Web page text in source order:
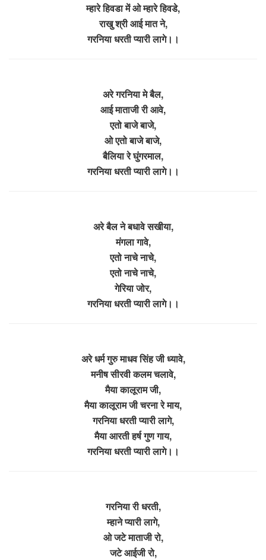
म्हारे हिवडा में ओ म्हारे हिवडे,
राखु श्री आई मात ने,
गरनिया धरती प्यारी लागे।।
अरे गरनिया मे बैल,
आई माताजी री आवे,
एतो बाजे बाजे,
ओ एतो बाजे बाजे,
बैलिया रे घुंगरमाल,
गरनिया धरती प्यारी लागे।।
अरे बैल ने बधावे सखीया,
मंगला गावे,
एतो नाचे नाचे,
एतो नाचे नाचे,
गेरिया जोर,
गरनिया धरती प्यारी लागे।।
अरे धर्म गुरु माधव सिंह जी ध्यावे,
मनीष सीरवी कलम चलावे,
मैया कालूराम जी,
मैया कालूराम जी चरना रे माय,
गरनिया धरती प्यारी लागे,
मैया आरती हर्ष गुण गाय,
गरनिया धरती प्यारी लागे।।
गरनिया री धरती,
म्हाने प्यारी लागे,
ओ जटे माताजी रो,
जटे आईजी रो,